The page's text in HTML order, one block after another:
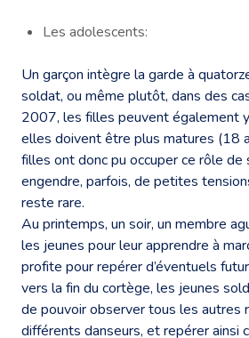
Les adolescents:
Un garçon intègre la garde à
soldat, ou même plutôt, dans des
2007, les filles peuvent également
elles doivent être plus matures (18
filles ont donc pu occuper ce rôle de
engendre, parfois, de petites
reste rare.
Au printemps, un soir, un membre
les jeunes pour leur apprendre à
profite pour repérer d’éventuels
vers la fin du cortège, les jeunes
de pouvoir observer tous les autres
différents danseurs, et repérer ainsi